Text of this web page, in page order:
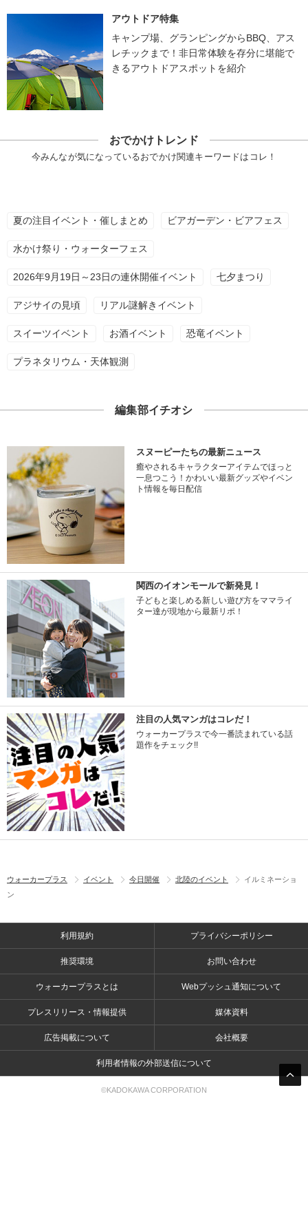
アウトドア特集
キャンプ場、グランピングからBBQ、アス
レチックまで！非日常体験を存分に堪能で
きるアウトドアスポットを紹介
おでかけトレンド
今みんなが気になっているおでかけ関連キーワードはコレ！
夏の注目イベント・催しまとめ ビアガーデン・ビアフェス
水かけ祭り・ウォーターフェス
2026年9月19日～23日の連休開催イベント 七夕まつり
アジサイの見頃 リアル謎解きイベント
スイーツイベント お酒イベント 恐竜イベント
プラネタリウム・天体観測
編集部イチオシ
スヌーピーたちの最新ニュース
癒やされるキャラクターアイテムでほっと
一息つこう！かわいい最新グッズやイベン
ト情報を毎日配信
関西のイオンモールで新発見！
子どもと楽しめる新しい遊び方をママライ
ター達が現地から最新リポ！
注目の人気マンガはコレだ！
ウォーカープラスで今一番読まれている話
題作をチェック!!
ウォーカープラス イベント 今日開催 北陸のイベント
イルミネーショ
ン
利用規約 プライバシーポリシー
推奨環境 お問い合わせ
ウォーカープラスとは Webプッシュ通知について
プレスリリース・情報提供 媒体資料
広告掲載について 会社概要
利用者情報の外部送信について
©KADOKAWA CORPORATION